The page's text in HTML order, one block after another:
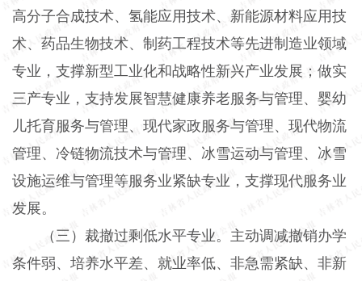
高分子合成技术、氢能应用技术、新能源材料应用技
术、药品生物技术、制药工程技术等先进制造业领域
专业，支撑新型工业化和战略性新兴产业发展；做实
三产专业，支持发展智慧健康养老服务与管理、婴幼
儿托育服务与管理、现代家政服务与管理、现代物流
管理、冷链物流技术与管理、冰雪运动与管理、冰雪
设施运维与管理等服务业紧缺专业，支撑现代服务业
发展。
（三）裁撤过剩低水平专业。 主动调减撤销办学
条件弱、培养水平差、就业率低、非急需紧缺、非新